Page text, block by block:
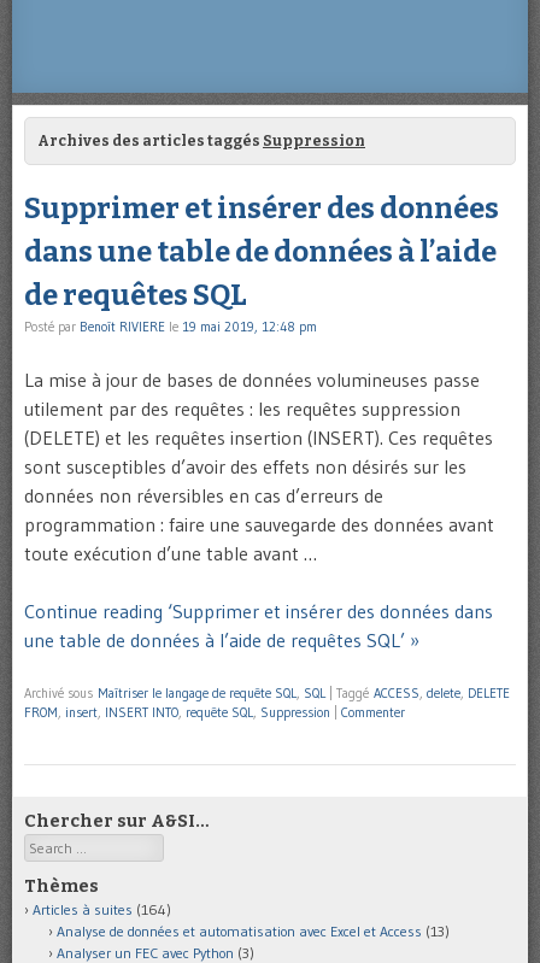
Archives des articles taggés Suppression
Supprimer et insérer des données
dans une table de données à l’aide
de requêtes SQL
Posté par Benoît RIVIERE le 19 mai 2019, 12:48 pm
La mise à jour de bases de données volumineuses passe
utilement par des requêtes : les requêtes suppression
(DELETE) et les requêtes insertion (INSERT). Ces requêtes
sont susceptibles d’avoir des effets non désirés sur les
données non réversibles en cas d’erreurs de
programmation : faire une sauvegarde des données avant
toute exécution d’une table avant …
Continue reading ‘Supprimer et insérer des données dans
une table de données à l’aide de requêtes SQL’ »
Archivé sous Maîtriser le langage de requête SQL, SQL Taggé ACCESS, delete, DELETE
FROM, insert, INSERT INTO, requête SQL, Suppression Commenter
Chercher sur A&SI…
Search
Thèmes
Articles à suites (164)
Analyse de données et automatisation avec Excel et Access (13)
Analyser un FEC avec Python (3)